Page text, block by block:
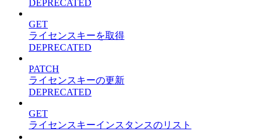
DEPRECATED
GET
ライセンスキーを取得
DEPRECATED
PATCH
ライセンスキーの更新
DEPRECATED
GET
ライセンスキーインスタンスのリスト